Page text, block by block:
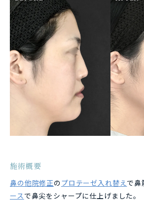
施術概要
鼻の他院修正のプロテーゼ入れ替えで鼻
ースで鼻尖をシャープに仕上げました。